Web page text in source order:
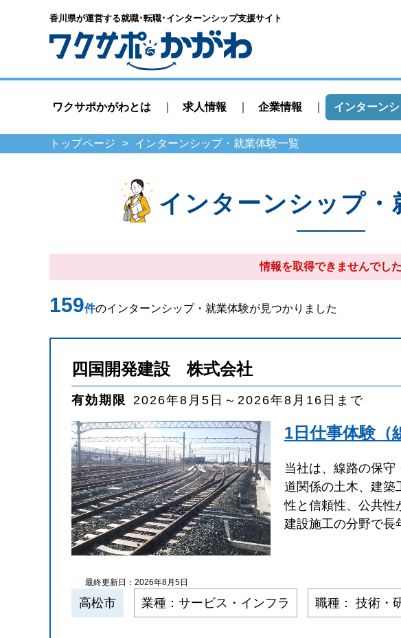
香川県が運営する就職･転職･ インターンシップ支援サイト
ワクサポかがわとは 求人情報 企業情報 インターン
トップページ インターンシップ・就業体験一覧
インターンシップ・
情報を取得できませんでした
159件のインターンシップ・就業体験が見つかりました
四国開発建設 株式会社
有効期限 2026年8月5日～2026年8月16日まで
1日仕事体験（
当社は、線路の保守
道関係の土木、建築
性と信頼性、公共性
建設施工の分野で
最終更新日：2026年8月5日
高松市 業種：サービス・インフラ 職種： 技術・